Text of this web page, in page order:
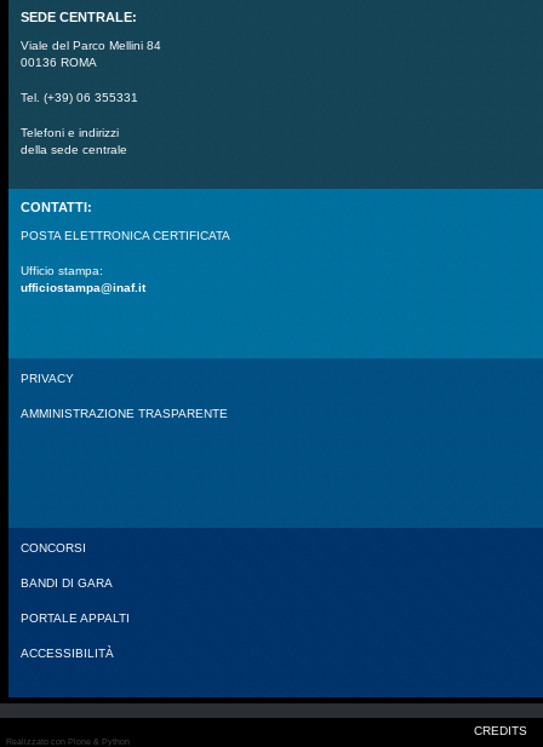
SEDE CENTRALE:
Viale del Parco Mellini 84
00136 ROMA
Tel. (+39) 06 355331
Telefoni e indirizzi
della sede centrale
CONTATTI:
POSTA ELETTRONICA CERTIFICATA
Ufficio stampa:
ufficiostampa@inaf.it
PRIVACY
AMMINISTRAZIONE TRASPARENTE
CONCORSI
BANDI DI GARA
PORTALE APPALTI
ACCESSIBILITÀ
CREDITS
Realizzato con Plone & Python